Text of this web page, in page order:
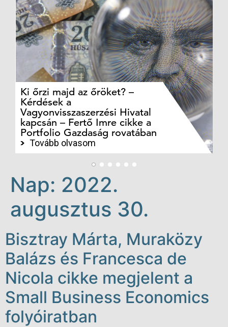
Ki őrzi majd az őröket? –
Kérdések a
Vagyonvisszaszerzési Hivatal
kapcsán – Fertő Imre cikke a
Portfolio Gazdaság rovatában
Tovább olvasom
Nap: 2022.
augusztus 30.
Bisztray Márta, Muraközy
Balázs és Francesca de
Nicola cikke megjelent a
Small Business Economics
folyóiratban